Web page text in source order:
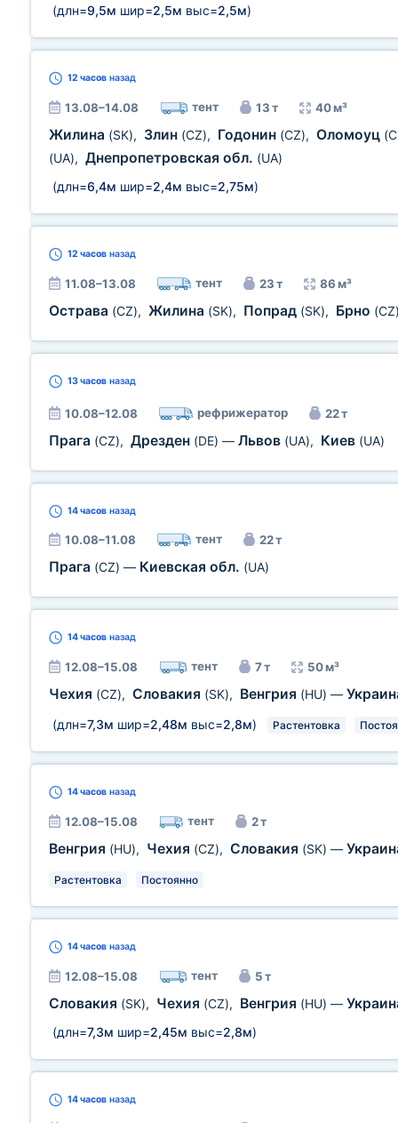
(длн=9,5м шир=2,5м выс=2,5м)
12 часов назад
13.08–14.08 тент 13 т 40 м³
Жилина (SK), Злин (CZ), Годонин (CZ), Оломоуц
(UA), Днепропетровская обл. (UA)
(длн=6,4м шир=2,4м выс=2,75м)
12 часов назад
11.08–13.08 тент 23 т 86 м³
Острава (CZ), Жилина (SK), Попрад (SK), Брно
13 часов назад
10.08–12.08 рефрижератор 22 т
Прага (CZ), Дрезден (DE) — Львов (UA), Киев (UA)
14 часов назад
10.08–11.08 тент 22 т
Прага (CZ) — Киевская обл. (UA)
14 часов назад
12.08–15.08 тент 7 т 50 м³
Чехия (CZ), Словакия (SK), Венгрия (HU) —
(длн=7,3м шир=2,48м выс=2,8м) Растентовка
14 часов назад
12.08–15.08 тент 2 т
Венгрия (HU), Чехия (CZ), Словакия (SK) —
Растентовка Постоянно
14 часов назад
12.08–15.08 тент 5 т
Словакия (SK), Чехия (CZ), Венгрия (HU) —
(длн=7,3м шир=2,45м выс=2,8м)
14 часов назад